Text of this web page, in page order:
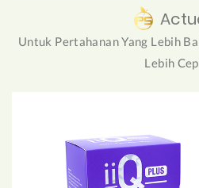
Untuk Pertahanan Yang Lebih
Lebih